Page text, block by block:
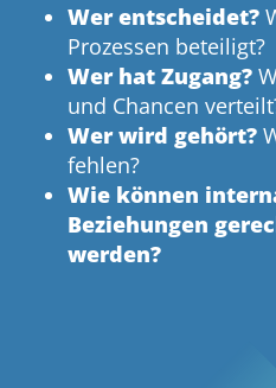
Wer entscheidet?
Prozessen beteiligt?
Wer hat Zugang?
und Chancen
Wer wird gehört?
fehlen?
Wie können
Beziehungen
werden?